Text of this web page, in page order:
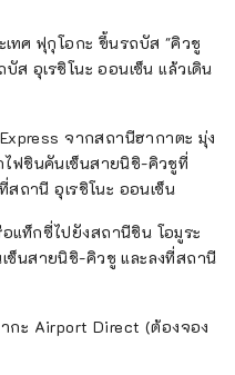
ทศ ฟุกุโอกะ ขึ้นรถบัส "คิวชู
ส อุเรชิโนะ ออนเซ็น แล้วเดิน
จากสถานีฮากาตะ มุ่ง
ฟชินคันเซ็นสายนิชิ-คิวชูที่
สถานี อุเรชิโนะ ออนเซ็น
แท็กซี่ไปยังสถานีชิน โอมูระ
ซ็นสายนิชิ-คิวชู และลงที่สถานี
กะ Airport Direct (ต้องจอง